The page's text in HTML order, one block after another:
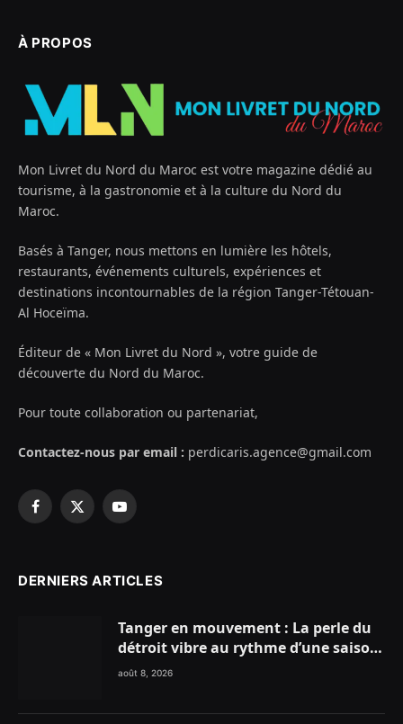
À PROPOS
Mon Livret du Nord du Maroc est votre magazine dédié au
tourisme, à la gastronomie et à la culture du Nord du
Maroc.
Basés à Tanger, nous mettons en lumière les hôtels,
restaurants, événements culturels, expériences et
destinations incontournables de la région Tanger-Tétouan-
Al Hoceïma.
Éditeur de « Mon Livret du Nord », votre guide de
découverte du Nord du Maroc.
Pour toute collaboration ou partenariat,
Contactez-nous par email : perdicaris.agence@gmail.com
Facebook
X
YouTube
DERNIERS ARTICLES
Tanger en mouvement : La perle du
détroit vibre au rythme d’une saison
estivale record !
août 8, 2026